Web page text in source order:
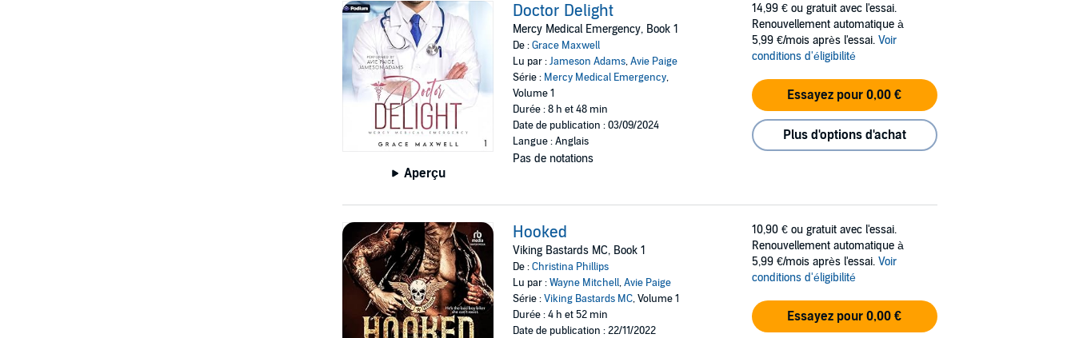
Aperçu
Doctor Delight
Mercy Medical Emergency, Book 1
De :Grace Maxwell
Lu par :Jameson Adams,Avie Paige
Série : Mercy Medical Emergency,
Volume 1
Durée : 8 h et 48 min
Date de publication : 03/09/2024
Langue : Anglais
Pas de notations
14,99 € ou gratuit avec l'essai.
Renouvellement automatique à
5,99 €/mois après l'essai. Voir
conditions d'éligibilité
Essayez pour 0,00 €
Plus d'options d'achat
Hooked
Viking Bastards MC, Book 1
De :Christina Phillips
Lu par :Wayne Mitchell,Avie Paige
Série :Viking Bastards MC, Volume 1
Durée : 4 h et 52 min
Date de publication : 22/11/2022
10,90 € ou gratuit avec l'essai.
Renouvellement automatique à
5,99 €/mois après l'essai. Voir
conditions d'éligibilité
Essayez pour 0,00 €